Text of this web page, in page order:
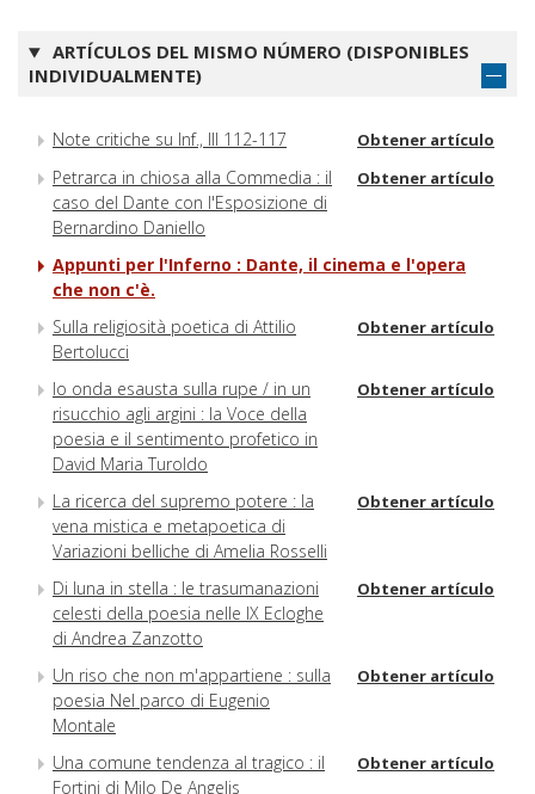
ARTÍCULOS DEL MISMO NÚMERO (DISPONIBLES
INDIVIDUALMENTE)
Note critiche su Inf., III 112-117 Obtener artículo
Petrarca in chiosa alla Commedia : il
caso del Dante con l'Esposizione di
Bernardino Daniello
Obtener artículo
Appunti per l'Inferno : Dante, il cinema e l'opera
che non c'è.
Sulla religiosità poetica di Attilio
Bertolucci
Obtener artículo
Io onda esausta sulla rupe / in un
risucchio agli argini : la Voce della
poesia e il sentimento profetico in
David Maria Turoldo
Obtener artículo
La ricerca del supremo potere : la
vena mistica e metapoetica di
Variazioni belliche di Amelia Rosselli
Obtener artículo
Di luna in stella : le trasumanazioni
celesti della poesia nelle IX Ecloghe
di Andrea Zanzotto
Obtener artículo
Un riso che non m'appartiene : sulla
poesia Nel parco di Eugenio
Montale
Obtener artículo
Una comune tendenza al tragico : il
Fortini di Milo De Angelis
Obtener artículo